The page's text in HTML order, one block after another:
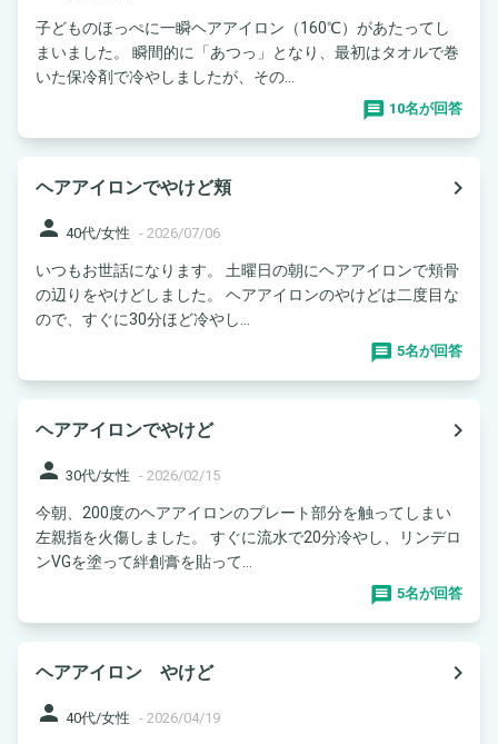
子どものほっぺに一瞬ヘアアイロン（160℃）があたってし
まいました。 瞬間的に「あつっ」となり、最初はタオルで巻
いた保冷剤で冷やしましたが、その...
10名が回答
ヘアアイロンでやけど頬
navigate_next
person 40代/女性 - 2026/07/06
いつもお世話になります。 土曜日の朝にヘアアイロンで頬骨
の辺りをやけどしました。 ヘアアイロンのやけどは二度目な
ので、すぐに30分ほど冷やし...
5名が回答
ヘアアイロンでやけど
navigate_next
person 30代/女性 - 2026/02/15
今朝、200度のヘアアイロンのプレート部分を触ってしまい
左親指を火傷しました。 すぐに流水で20分冷やし、リンデロ
ンVGを塗って絆創膏を貼って...
5名が回答
ヘアアイロン やけど
navigate_next
person 40代/女性 - 2026/04/19